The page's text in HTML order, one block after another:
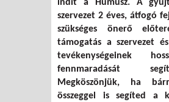
indít a Humusz. A
szervezet 2 éves, átfogó
szükséges önerő
támogatás a szervezet
tevékenységeinek
fennmaradását
Megköszönjük, ha
összeggel is segíted a